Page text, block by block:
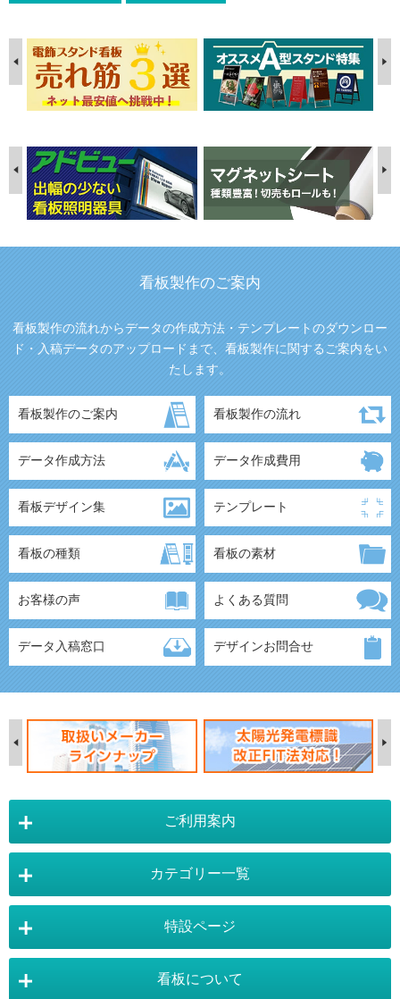
看板製作のご案内
看板製作の流れからデータの作成方法・テンプレートのダウンロー
ド・入稿データのアップロードまで、看板製作に関するご案内をい
たします。
看板製作のご案内 看板製作の流れ
データ作成方法 データ作成費用
看板デザイン集 テンプレート
看板の種類 看板の素材
お客様の声 よくある質問
データ入稿窓口 デザインお問合せ
ご利用案内
店舗詳細情報 カテゴリー一覧
スタンド看板：オプション バナースタンド
特設ページ
看板について